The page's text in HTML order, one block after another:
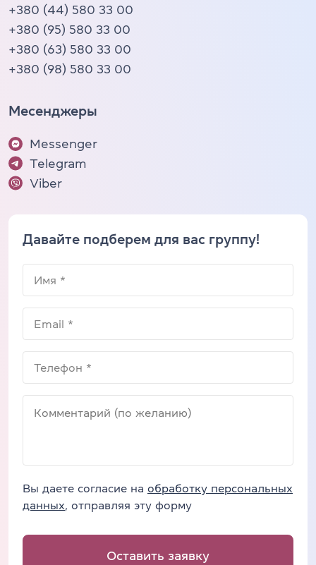
+380 (44) 580 33 00
+380 (95) 580 33 00
+380 (63) 580 33 00
+380 (98) 580 33 00
Месенджеры
Messenger
Telegram
Viber
Давайте подберем для вас группу!
Вы даете согласие на обработку персональных
данных , отправляя эту форму
Оставить заявку